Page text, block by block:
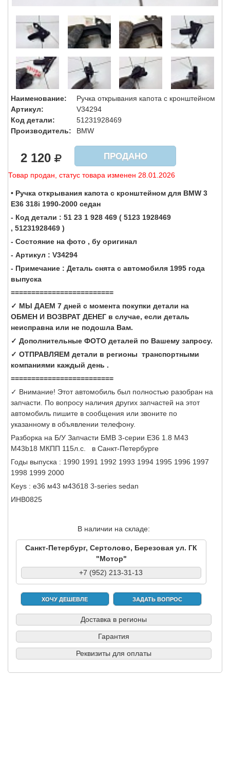
Наименование:
Ручка открывания капота с кронштейном
Артикул:
V34294
Код детали:
51231928469
Производитель:
BMW
2 120 ПРОДАНО
Товар продан, статус товара изменен 28.01.2026
• Ручка открывания капота с кронштейном для BMW 3
E36 318i 1990-2000 седан
- Код детали : 51 23 1 928 469 ( 5123 1928469
, 51231928469 )
- Состояние на фото , бу оригинал
- Артикул : V34294
- Примечание : Деталь снята с автомобиля 1995 года
выпуска
=========================
✓ МЫ ДАЕМ 7 дней с момента покупки детали на
ОБМЕН И ВОЗВРАТ ДЕНЕГ в случае, если деталь
неисправна или не подошла Вам.
✓ Дополнительные ФОТО деталей по Вашему запросу.
✓ ОТПРАВЛЯЕМ детали в регионы транспортными
компаниями каждый день .
=========================
✓ Внимание! Этот автомобиль был полностью разобран на
запчасти. По вопросу наличия других запчастей на этот
автомобиль пишите в сообщения или звоните по
указанному в объявлении телефону.
Разборка на Б/У Запчасти БМВ 3-серии Е36 1.8 M43
M43b18 МКПП 115л.с. в Санкт-Петербурге
Годы выпуска : 1990 1991 1992 1993 1994 1995 1996 1997
1998 1999 2000
Keys : е36 м43 м43б18 3-series sedan
ИНВ0825
В наличии на складе:
Санкт-Петербург, Сертолово, Березовая ул. ГК
"Мотор"
+7 (952) 213-31-13
ХОЧУ ДЕШЕВЛЕ ЗАДАТЬ ВОПРОС
Доставка в регионы
Гарантия
Реквизиты для оплаты